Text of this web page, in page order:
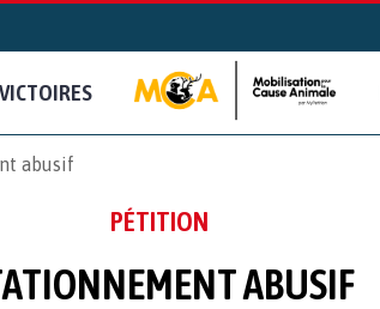
VICTOIRES
abusif
PÉTITION
ABUSIF